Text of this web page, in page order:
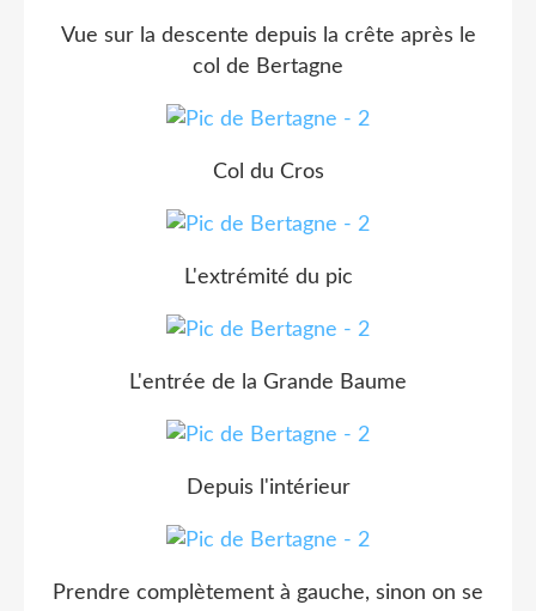
Vue sur la descente depuis la crête après le
col de Bertagne
Col du Cros
L'extrémité du pic
L'entrée de la Grande Baume
Depuis l'intérieur
Prendre complètement à gauche, sinon on se